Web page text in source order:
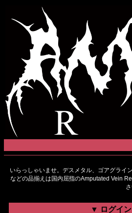
いらっしゃいませ。デスメタル、ゴアグライ
などの品揃えは国内屈指のAmputated Vein
さ
▼ ログイ